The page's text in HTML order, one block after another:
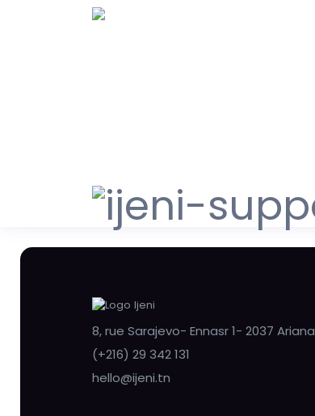
8, rue Sarajevo- Ennasr 1- 2037 Ariana
(+216) 29 342 131
hello@ijeni.tn